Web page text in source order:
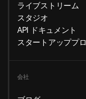
ライブストリーム
スタジオ
API ドキュメント
スタートアッププ
会社